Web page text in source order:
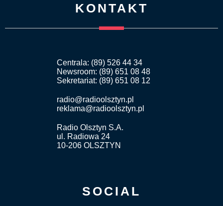
KONTAKT
Centrala: (89) 526 44 34
Newsroom: (89) 651 08 48
Sekretariat: (89) 651 08 12
radio@radioolsztyn.pl
reklama@radioolsztyn.pl
Radio Olsztyn S.A.
ul. Radiowa 24
10-206 OLSZTYN
SOCIAL